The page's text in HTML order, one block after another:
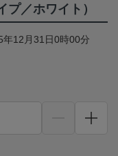
／ホワイト）
12月31日0時00分